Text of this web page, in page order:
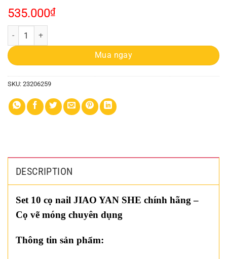
535.000₫
Bộ Cọ Nail Jiao Yan She Cán Hồng 10 Cây quantity
Mua ngay
SKU: 23206259
DESCRIPTION
Set 10 cọ nail JIAO YAN SHE chính hãng –
Cọ vẽ móng chuyên dụng
Thông tin sản phẩm: